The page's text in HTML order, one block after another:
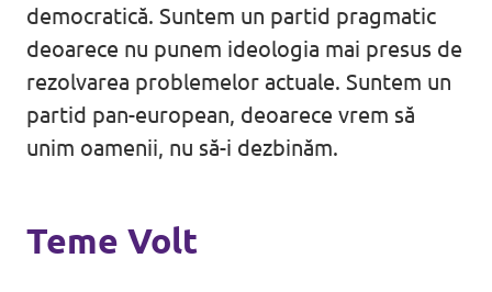
democratică. Suntem un partid pragmatic
deoarece nu punem ideologia mai presus de
rezolvarea problemelor actuale. Suntem un
partid pan-european, deoarece vrem să
unim oamenii, nu să-i dezbinăm.
Teme Volt